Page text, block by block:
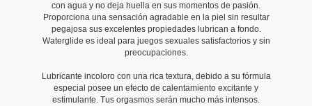
con agua y no deja huella en sus momentos de pasión.
Proporciona una sensación agradable en la piel sin resultar
pegajosa sus excelentes propiedades lubrican a fondo.
Waterglide es ideal para juegos sexuales satisfactorios y sin
preocupaciones.
Lubricante incoloro con una rica textura, debido a su fórmula
especial posee un efecto de calentamiento excitante y
estimulante. Tus orgasmos serán mucho más intensos.